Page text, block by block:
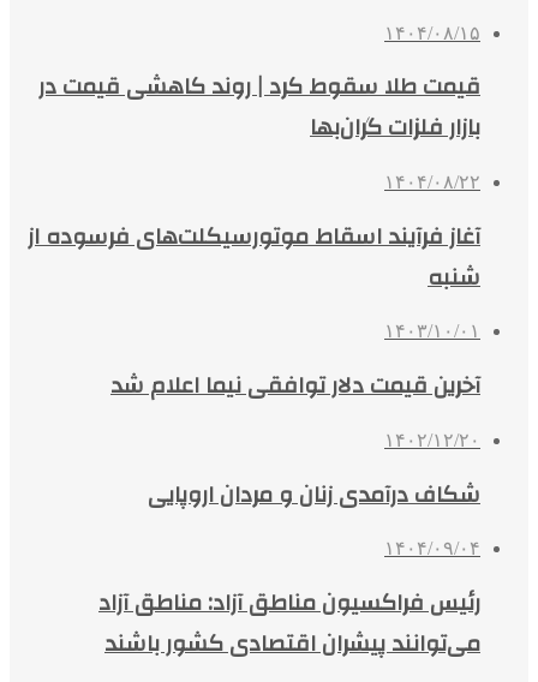
۱۴۰۴/۰۸/۱۵
قیمت طلا سقوط کرد | روند کاهشی قیمت‌ در
بازار فلزات گران‌بها
۱۴۰۴/۰۸/۲۲
آغاز فرآیند اسقاط موتورسیکلت‌های فرسوده از
شنبه
۱۴۰۳/۱۰/۰۱
آخرین قیمت دلار توافقی نیما اعلام شد
۱۴۰۲/۱۲/۲۰
شکاف درآمدی زنان و مردان اروپایی
۱۴۰۴/۰۹/۰۴
رئیس فراکسیون مناطق آزاد: مناطق آزاد
می‌توانند پیشران اقتصادی کشور باشند